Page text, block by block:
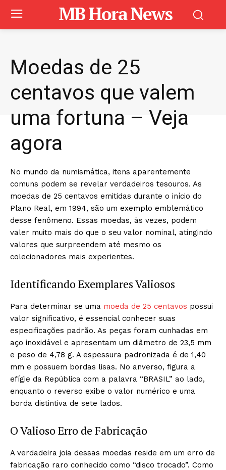
MB Hora News
Moedas de 25
centavos que valem
uma fortuna – Veja
agora
No mundo da numismática, itens aparentemente
comuns podem se revelar verdadeiros tesouros. As
moedas de 25 centavos emitidas durante o início do
Plano Real, em 1994, são um exemplo emblemático
desse fenômeno. Essas moedas, às vezes, podem
valer muito mais do que o seu valor nominal, atingindo
valores que surpreendem até mesmo os
colecionadores mais experientes.
Identificando Exemplares Valiosos
Para determinar se uma moeda de 25 centavos possui
valor significativo, é essencial conhecer suas
especificações padrão. As peças foram cunhadas em
aço inoxidável e apresentam um diâmetro de 23,5 mm
e peso de 4,78 g. A espessura padronizada é de 1,40
mm e possuem bordas lisas. No anverso, figura a
efígie da República com a palavra “BRASIL” ao lado,
enquanto o reverso exibe o valor numérico e uma
borda distintiva de sete lados.
O Valioso Erro de Fabricação
A verdadeira joia dessas moedas reside em um erro de
fabricação raro conhecido como “disco trocado”. Como